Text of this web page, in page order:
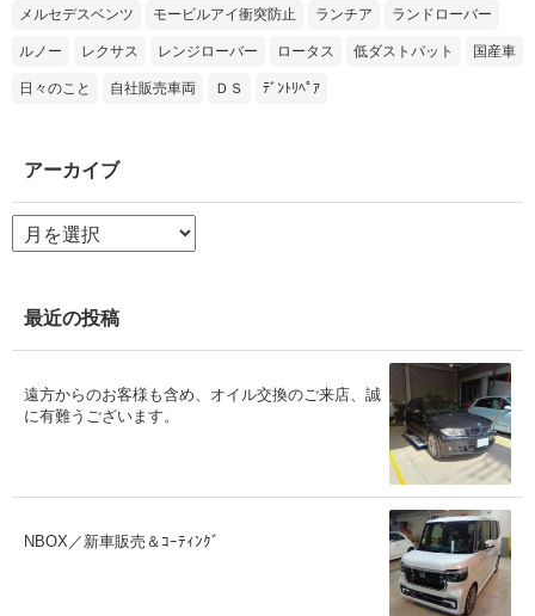
メルセデスベンツ モービルアイ衝突防止 ランチア ランドローバー
ルノー レクサス レンジローバー ロータス 低ダストパット 国産車
日々のこと 自社販売車両 ＤＳ ﾃﾞﾝﾄﾘﾍﾟｱ
アーカイブ
ア
ー
ブ
最近の投稿
遠方からのお客様も含め、オイル交換のご来店、誠
に有難うございます。
NBOX／新車販売＆ｺｰﾃｨﾝｸﾞ